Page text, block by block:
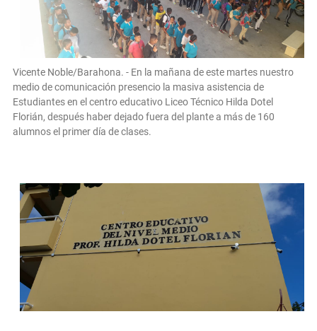
Vicente Noble/Barahona. - En la mañana de este martes nuestro
medio de comunicación presencio la masiva asistencia de
Estudiantes en el centro educativo Liceo Técnico Hilda Dotel
Florián, después haber dejado fuera del plante a más de 160
alumnos el primer día de clases.